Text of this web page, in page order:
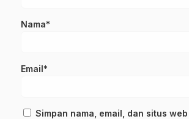
Nama*
Email*
Simpan nama, email, dan situs